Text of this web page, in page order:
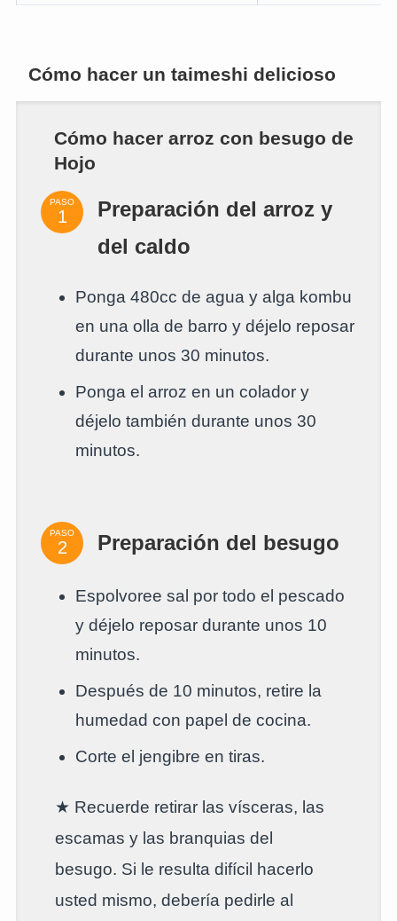
Cómo hacer un taimeshi delicioso
Cómo hacer arroz con besugo de
Hojo
PASO
Preparación del arroz y
del caldo
Ponga 480cc de agua y alga kombu
en una olla de barro y déjelo reposar
durante unos 30 minutos.
Ponga el arroz en un colador y
déjelo también durante unos 30
minutos.
PASO Preparación del besugo
Espolvoree sal por todo el pescado
y déjelo reposar durante unos 10
minutos.
Después de 10 minutos, retire la
humedad con papel de cocina.
Corte el jengibre en tiras.
★ Recuerde retirar las vísceras, las
escamas y las branquias del
besugo. Si le resulta difícil hacerlo
usted mismo, debería pedirle al